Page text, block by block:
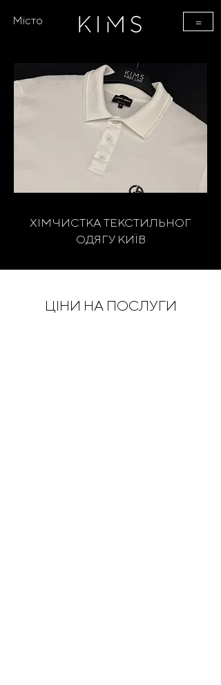
Місто =
ХІМЧИСТКА ТЕКСТИЛЬНОГ
ОДЯГУ КИЇВ
ЦІНИ НА ПОСЛУГИ